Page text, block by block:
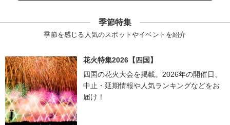
季節特集
季節を感じる人気のスポットやイベントを紹介
花火特集2026【四国】
四国の花火大会を掲載。2026年の開催日、
中止・延期情報や人気ランキングなどをお
届け！